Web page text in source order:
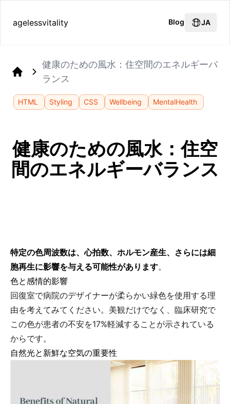
agelessvitality Blog JA
健康のための風水：住空間のエネルギーバ
ランス
HTML Styling CSS Wellbeing MentalHealth
健康のための風水：住空
間のエネルギーバランス
特定の色周波数は、心拍数、ホルモン産生、さらには細
胞再生に影響を与える可能性があります。
色と感情的影響
回復室で病院のデザイナーが柔らかい緑色を使用する理
由を考えてみてください。美観だけでなく、臨床研究で
この色が患者の不安を17%軽減することが示されている
からです。
自然光と新鮮な空気の重要性